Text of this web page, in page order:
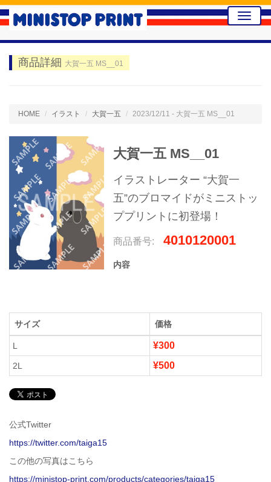
Toggle
商品詳細 大賀一五 MS__01
HOME イラスト 大賀一五 2023/12/11 - 大賀一五 MS__01
大賀一五 MS__01
イラストレーター “大賀一
五”のブロマイドがミニストッ
ププリントに初登場！
商品番号: 4010120001
内容
サイズ 価格
L ¥300
2L ¥500
公式Twitter
https://twitter.com/taiga15
この他の写真はこちら
https://ministop-print.com/products/categories/taiga15